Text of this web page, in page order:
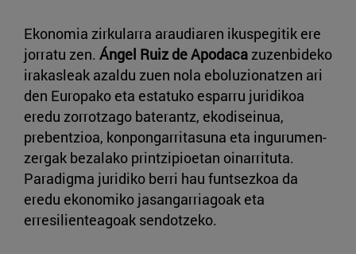
Ekonomia zirkularra araudiaren ikuspegitik ere
jorratu zen. Ángel Ruiz de Apodaca zuzenbideko
irakasleak azaldu zuen nola eboluzionatzen ari
den Europako eta estatuko esparru juridikoa
eredu zorrotzago baterantz, ekodiseinua,
prebentzioa, konpongarritasuna eta ingurumen-
zergak bezalako printzipioetan oinarrituta.
Paradigma juridiko berri hau funtsezkoa da
eredu ekonomiko jasangarriagoak eta
erresilienteagoak sendotzeko.